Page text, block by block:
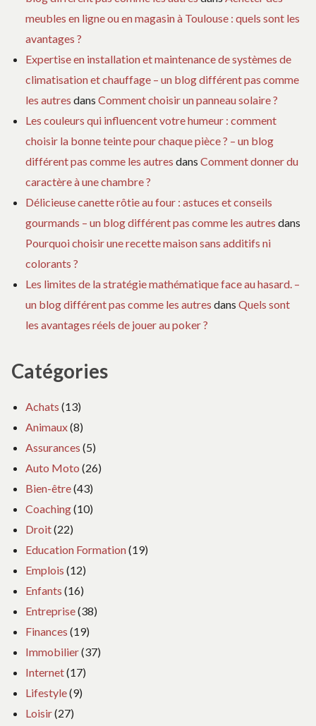
meubles en ligne ou en magasin à Toulouse : quels sont les
avantages ?
Expertise en installation et maintenance de systèmes de
climatisation et chauffage – un blog différent pas comme
les autres dans Comment choisir un panneau solaire ?
Les couleurs qui influencent votre humeur : comment
choisir la bonne teinte pour chaque pièce ? – un blog
différent pas comme les autres dans Comment donner du
caractère à une chambre ?
Délicieuse canette rôtie au four : astuces et conseils
gourmands – un blog différent pas comme les autres dans
Pourquoi choisir une recette maison sans additifs ni
colorants ?
Les limites de la stratégie mathématique face au hasard. –
un blog différent pas comme les autres dans Quels sont
les avantages réels de jouer au poker ?
Catégories
Achats (13)
Animaux(8)
Assurances (5)
Auto Moto (26)
Bien-être(43)
Coaching(10)
Droit(22)
Education Formation(19)
Emplois (12)
Enfants (16)
Entreprise(38)
Finances (19)
Immobilier(37)
Internet(17)
Lifestyle(9)
Loisir(27)